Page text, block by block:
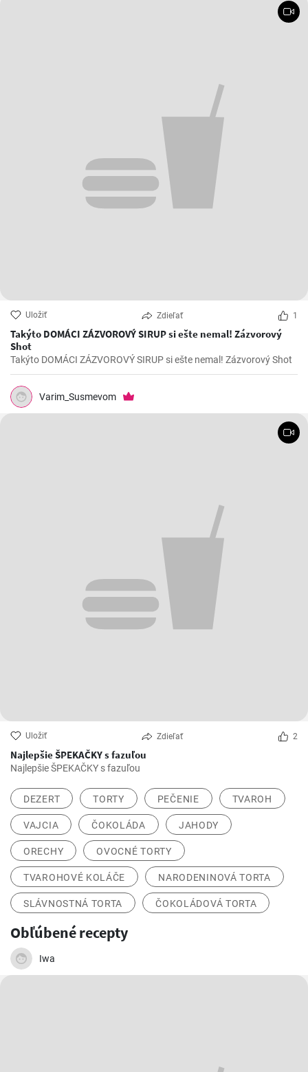
Uložiť Zdieľať 1
Takýto DOMÁCI ZÁZVOROVÝ SIRUP si ešte nemal! Zázvorový
Shot
Takýto DOMÁCI ZÁZVOROVÝ SIRUP si ešte nemal! Zázvorový Shot
Varim_Susmevom
Uložiť Zdieľať 2
Najlepšie ŠPEKAČKY s fazuľou
Najlepšie ŠPEKAČKY s fazuľou
DEZERT TORTY PEČENIE TVAROH
VAJCIA ČOKOLÁDA JAHODY
ORECHY OVOCNÉ TORTY
TVAROHOVÉ KOLÁČE NARODENINOVÁ TORTA
SLÁVNOSTNÁ TORTA ČOKOLÁDOVÁ TORTA
Obľúbené recepty
Iwa